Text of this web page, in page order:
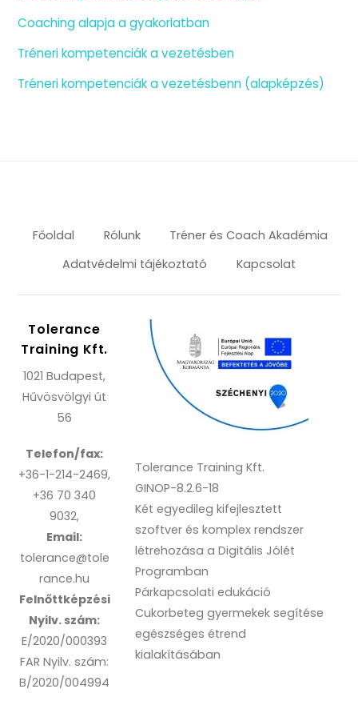
Coaching alapja a gyakorlatban
Tréneri kompetenciák a vezetésben
Tréneri kompetenciák a vezetésbenn (alapképzés)
Főoldal Rólunk
Tréner és Coach Akadémia
Adatvédelmi tájékoztató
Kapcsolat
Tolerance
Training Kft.
1021 Budapest,
Hűvösvölgyi út
56
Telefon/fax:
+36-1-214-2469,
+36 70 340
9032,
Email:
tolerance@tole
rance.hu
Felnőttképzési
Nyilv. szám:
E/2020/000393
FAR Nyilv. szám:
B/2020/004994
Tolerance Training Kft.
GINOP-8.2.6-18
Két egyedileg kifejlesztett
szoftver és komplex rendszer
létrehozása a Digitális Jólét
Programban
Párkapcsolati edukáció
Cukorbeteg gyermekek segítése
egészséges étrend
kialakításában